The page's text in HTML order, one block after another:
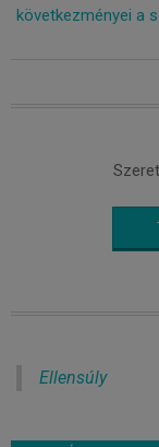
következményei a
Ellensúly